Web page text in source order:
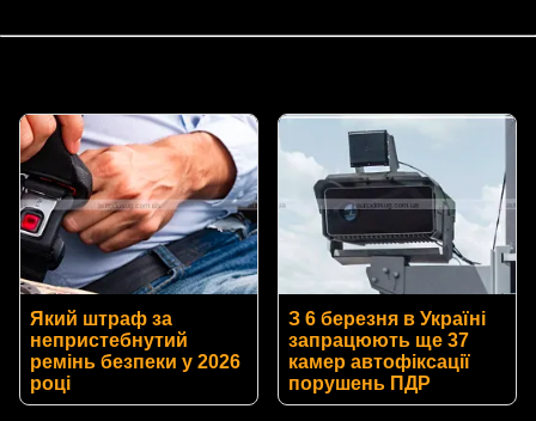
Який штраф за
непристебнутий
ремінь безпеки у 2026
році
З 6 березня в Україні
запрацюють ще 37
камер автофіксації
порушень ПДР